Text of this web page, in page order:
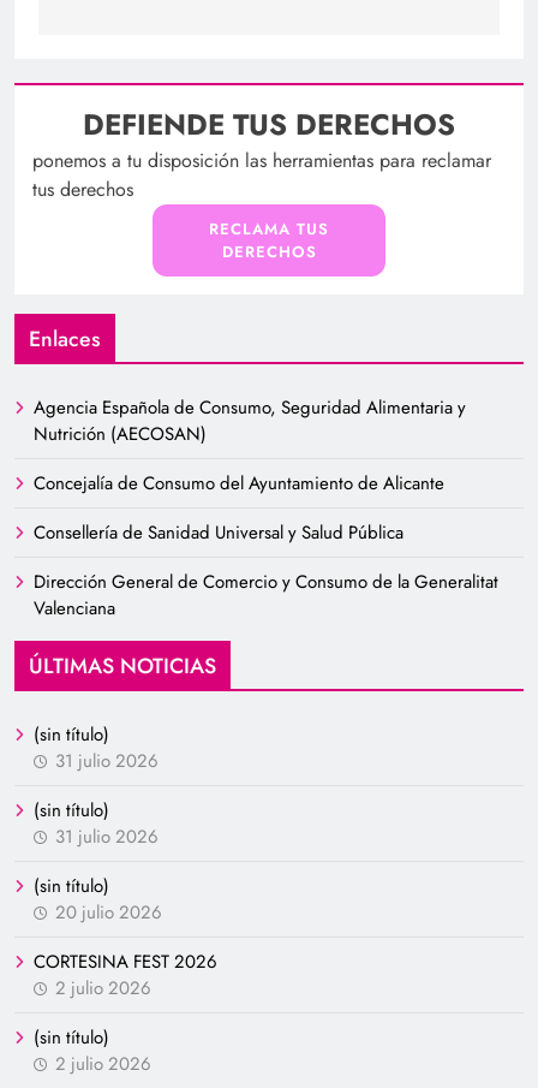
DEFIENDE TUS DERECHOS
ponemos a tu disposición las herramientas para reclamar
tus derechos
RECLAMA TUS
DERECHOS
Enlaces
Agencia Española de Consumo, Seguridad Alimentaria y
Nutrición (AECOSAN)
Concejalía de Consumo del Ayuntamiento de Alicante
Consellería de Sanidad Universal y Salud Pública
Dirección General de Comercio y Consumo de la Generalitat
Valenciana
ÚLTIMAS NOTICIAS
(sin título)
31 julio 2026
(sin título)
31 julio 2026
(sin título)
20 julio 2026
CORTESINA FEST 2026
2 julio 2026
(sin título)
2 julio 2026